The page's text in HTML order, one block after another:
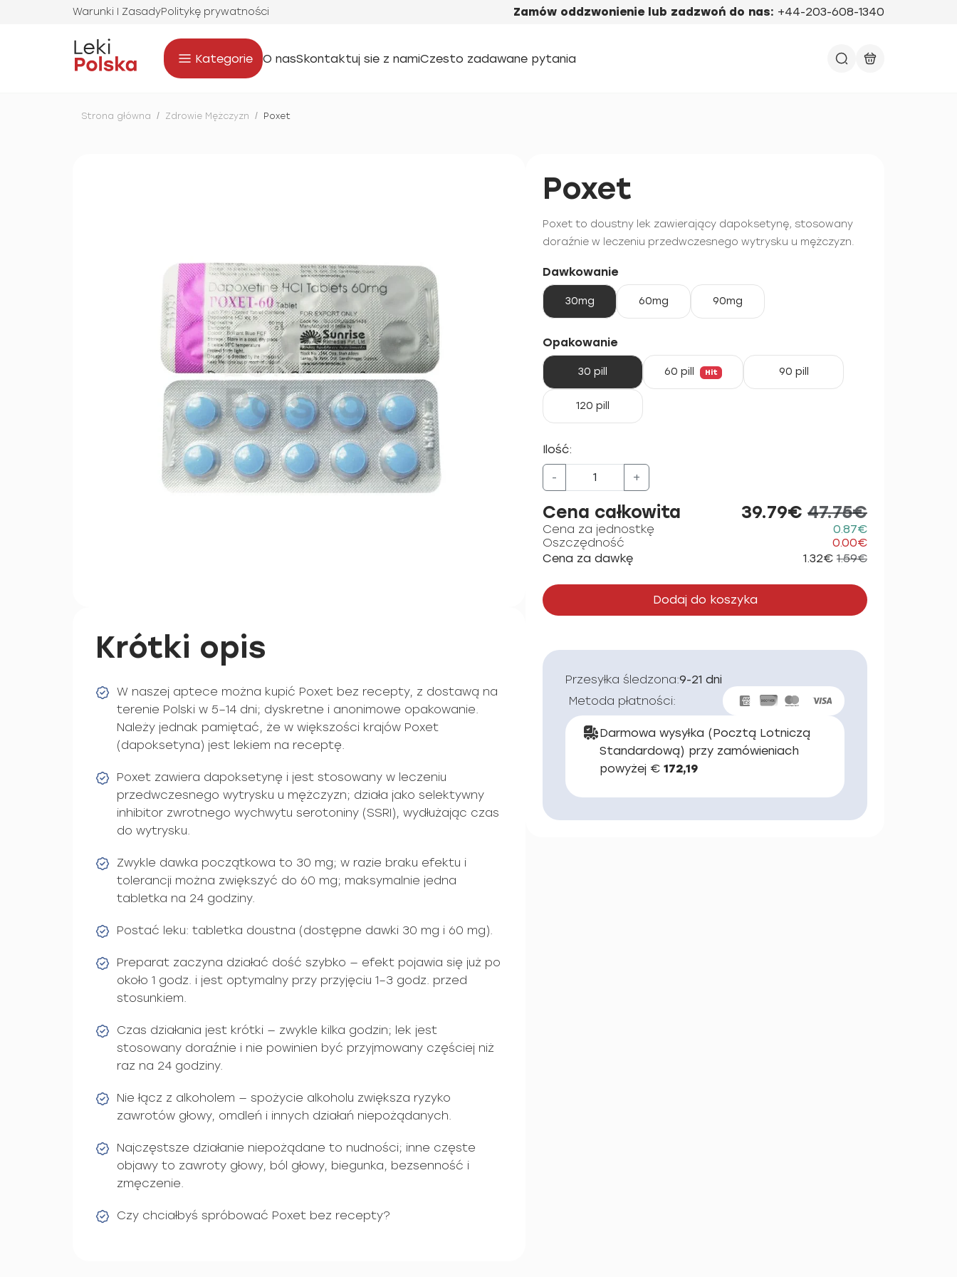
Warunki I ZasadyPolitykę prywatności Zamów oddzwonienie lub zadzwoń do nas: +44-203-608-1340
Kategorie O nasSkontaktuj sie z namiCzesto zadawane pytania
Strona główna / Zdrowie Mężczyzn / Poxet
Krótki opis
W naszej aptece można kupić Poxet bez recepty, z dostawą na
terenie Polski w 5–14 dni; dyskretne i anonimowe opakowanie.
Należy jednak pamiętać, że w większości krajów Poxet
(dapoksetyna) jest lekiem na receptę.
Poxet zawiera dapoksetynę i jest stosowany w leczeniu
przedwczesnego wytrysku u mężczyzn; działa jako selektywny
inhibitor zwrotnego wychwytu serotoniny (SSRI), wydłużając czas
do wytrysku.
Zwykle dawka początkowa to 30 mg; w razie braku efektu i
tolerancji można zwiększyć do 60 mg; maksymalnie jedna
tabletka na 24 godziny.
Postać leku: tabletka doustna (dostępne dawki 30 mg i 60 mg).
Preparat zaczyna działać dość szybko — efekt pojawia się już po
około 1 godz. i jest optymalny przy przyjęciu 1–3 godz. przed
stosunkiem.
Czas działania jest krótki — zwykle kilka godzin; lek jest
stosowany doraźnie i nie powinien być przyjmowany częściej niż
raz na 24 godziny.
Nie łącz z alkoholem — spożycie alkoholu zwiększa ryzyko
zawrotów głowy, omdleń i innych działań niepożądanych.
Najczęstsze działanie niepożądane to nudności; inne częste
objawy to zawroty głowy, ból głowy, biegunka, bezsenność i
zmęczenie.
Czy chciałbyś spróbować Poxet bez recepty?
Poxet
Poxet to doustny lek zawierający dapoksetynę, stosowany
doraźnie w leczeniu przedwczesnego wytrysku u mężczyzn.
Dawkowanie
30mg 60mg 90mg
Opakowanie
30 pill 60 pill Hit 90 pill
120 pill
Ilość:
- +
Cena całkowita 39.79€ 47.75€
Cena za jednostkę
0.87€
Oszczędność
0.00€
Cena za dawkę
1.32€ 1.59€
Dodaj do koszyka
Przesyłka śledzona:9-21 dni
Metoda płatności:
Darmowa wysyłka (Pocztą Lotniczą
Standardową) przy zamówieniach
powyżej € 172,19